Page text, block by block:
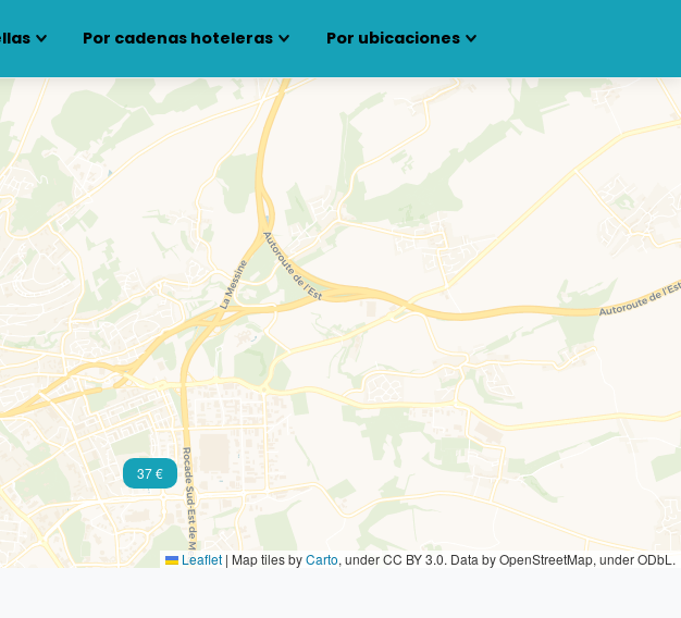
Por cadenas hoteleras Por ubicaciones
37 €
Leaflet | Map tiles byCarto, under CC BY 3.0. Data by OpenStreetMap, under ODbL.